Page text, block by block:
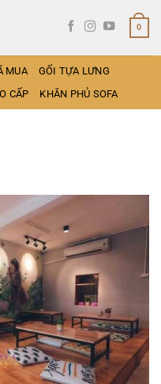
0
MUA
GỐI TỰA LƯNG
CẤP KHĂN PHỦ SOFA